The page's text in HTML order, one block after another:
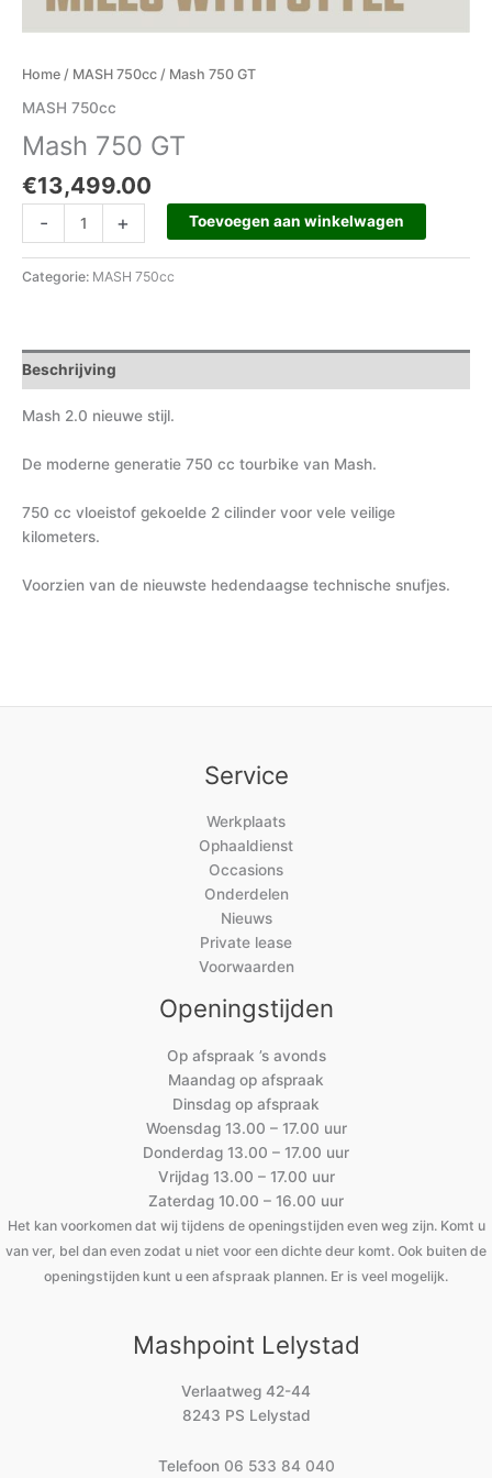
Home / MASH 750cc / Mash 750 GT
MASH 750cc
Mash 750 GT
€13,499.00
- + Toevoegen aan winkelwagen
Categorie: MASH 750cc
Beschrijving
Mash 2.0 nieuwe stijl.
De moderne generatie 750 cc tourbike van Mash.
750 cc vloeistof gekoelde 2 cilinder voor vele veilige
kilometers.
Voorzien van de nieuwste hedendaagse technische snufjes.
Service
Werkplaats
Ophaaldienst
Occasions
Onderdelen
Nieuws
Private lease
Voorwaarden
Openingstijden
Op afspraak ’s avonds
Maandag op afspraak
Dinsdag op afspraak
Woensdag 13.00 – 17.00 uur
Donderdag 13.00 – 17.00 uur
Vrijdag 13.00 – 17.00 uur
Zaterdag 10.00 – 16.00 uur
Het kan voorkomen dat wij tijdens de openingstijden even weg zijn. Komt u
van ver, bel dan even zodat u niet voor een dichte deur komt. Ook buiten de
openingstijden kunt u een afspraak plannen. Er is veel mogelijk.
Mashpoint Lelystad
Verlaatweg 42-44
8243 PS Lelystad
Telefoon 06 533 84 040